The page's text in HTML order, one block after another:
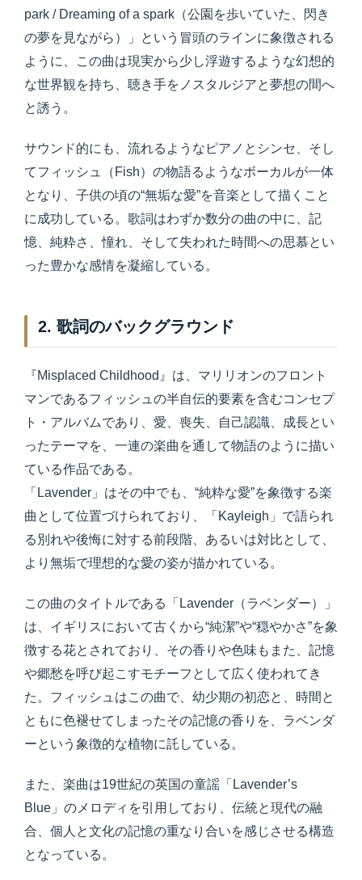
park / Dreaming of a spark（公園を歩いていた、閃き
の夢を見ながら）」という冒頭のラインに象徴される
ように、この曲は現実から少し浮遊するような幻想的
な世界観を持ち、聴き手をノスタルジアと夢想の間へ
と誘う。
サウンド的にも、流れるようなピアノとシンセ、そし
てフィッシュ（Fish）の物語るようなボーカルが一体
となり、子供の頃の“無垢な愛”を音楽として描くこと
に成功している。歌詞はわずか数分の曲の中に、記
憶、純粋さ、憧れ、そして失われた時間への思慕とい
った豊かな感情を凝縮している。
2. 歌詞のバックグラウンド
『Misplaced Childhood』は、マリリオンのフロント
マンであるフィッシュの半自伝的要素を含むコンセプ
ト・アルバムであり、愛、喪失、自己認識、成長とい
ったテーマを、一連の楽曲を通して物語のように描い
ている作品である。
「Lavender」はその中でも、“純粋な愛”を象徴する楽
曲として位置づけられており、「Kayleigh」で語られ
る別れや後悔に対する前段階、あるいは対比として、
より無垢で理想的な愛の姿が描かれている。
この曲のタイトルである「Lavender（ラベンダー）」
は、イギリスにおいて古くから“純潔”や“穏やかさ”を象
徴する花とされており、その香りや色味もまた、記憶
や郷愁を呼び起こすモチーフとして広く使われてき
た。フィッシュはこの曲で、幼少期の初恋と、時間と
ともに色褪せてしまったその記憶の香りを、ラベンダ
ーという象徴的な植物に託している。
また、楽曲は19世紀の英国の童謡「Lavender’s
Blue」のメロディを引用しており、伝統と現代の融
合、個人と文化の記憶の重なり合いを感じさせる構造
となっている。